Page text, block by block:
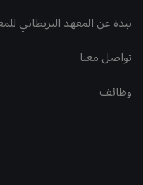
نبذة عن المعهد البريطاني
تواصل معنا
وظائف